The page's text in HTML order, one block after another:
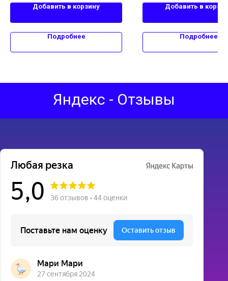
Добавить в корзину
Подробнее
Добавить в
Подробнее
Яндекс - Отзывы